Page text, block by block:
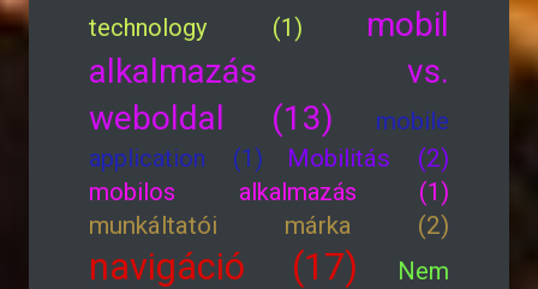
technology (1)
mobil
alkalmazás vs.
weboldal (13)
mobile
application (1)
Mobilitás (2)
mobilos alkalmazás (1)
munkáltatói márka (2)
navigáció (17)
Nem